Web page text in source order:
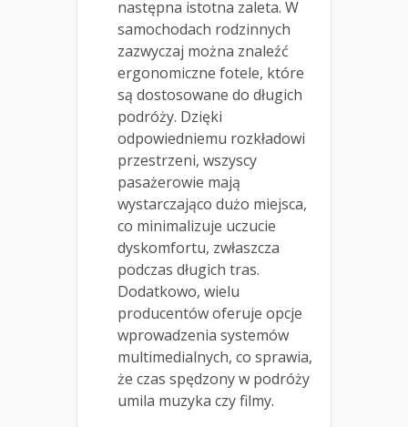
następna istotna zaleta. W
samochodach rodzinnych
zazwyczaj można znaleźć
ergonomiczne fotele, które
są dostosowane do długich
podróży. Dzięki
odpowiedniemu rozkładowi
przestrzeni, wszyscy
pasażerowie mają
wystarczająco dużo miejsca,
co minimalizuje uczucie
dyskomfortu, zwłaszcza
podczas długich tras.
Dodatkowo, wielu
producentów oferuje opcje
wprowadzenia systemów
multimedialnych, co sprawia,
że czas spędzony w podróży
umila muzyka czy filmy.